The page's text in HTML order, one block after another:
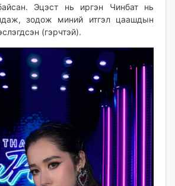
Эцэст нь иргэн Чинбат нь
зодож миний итгэл цаашдын
(гэрчтэй).